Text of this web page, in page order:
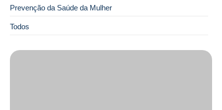
Prevenção da Saúde da Mulher
Todos